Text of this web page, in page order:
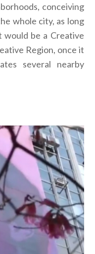
conceiving
whole city, as long
would be a Creative
Region, once it
several nearby